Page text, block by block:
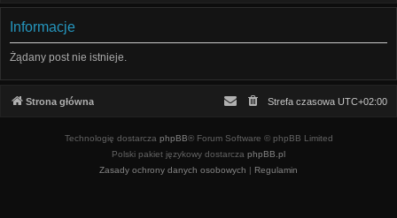
z
Informacje
Żądany post nie istnieje.
Strona główna Strefa czasowa UTC+02:00
Technologię dostarcza phpBB® Forum Software © phpBB Limited
Polski pakiet językowy dostarcza phpBB.pl
Zasady ochrony danych osobowych | Regulamin